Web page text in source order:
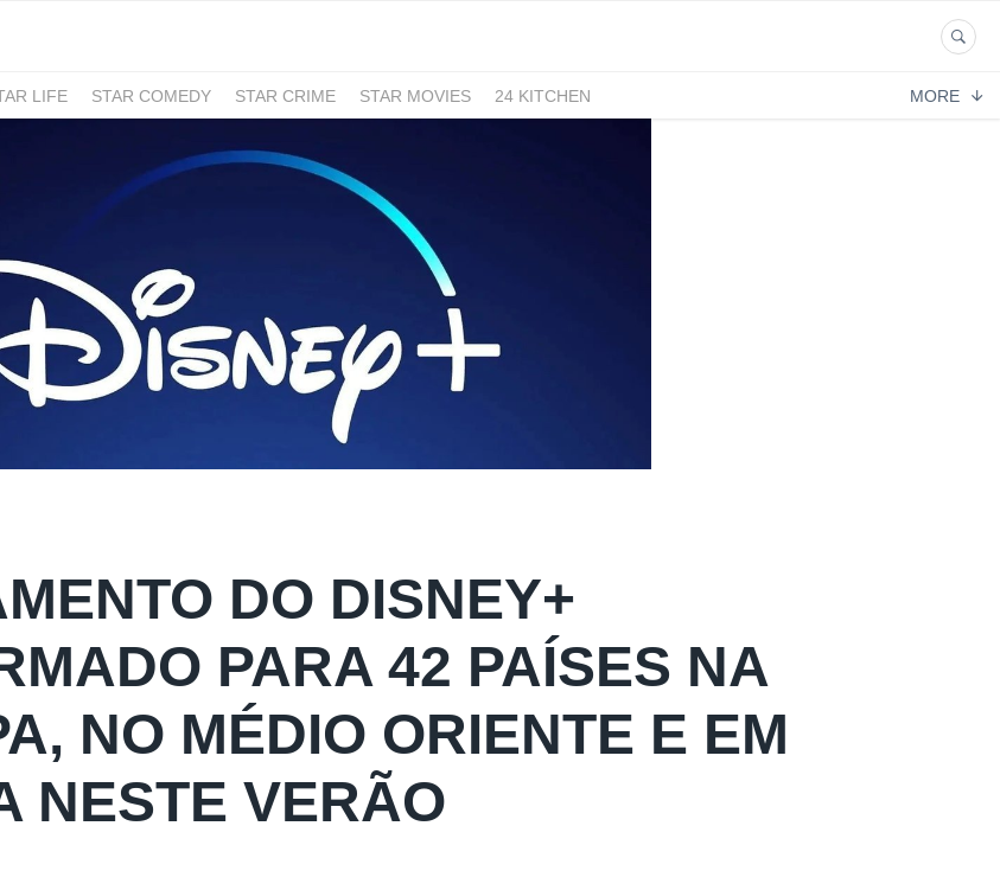
LIFE STAR COMEDY STAR CRIME STAR MOVIES
24 KITCHEN
MORE
DO DISNEY+
PARA 42 PAÍSES NA
NO MÉDIO ORIENTE E EM
NESTE VERÃO